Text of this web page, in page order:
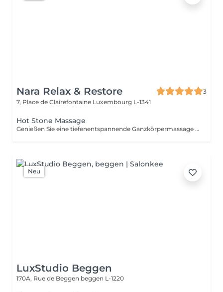
Nara Relax & Restore
3
7, Place de Clairefontaine Luxembourg L-1341
Hot Stone Massage
Genießen Sie eine tiefenentspannende Ganzkörpermassage mit erwärmten Vulkansteinen und hochwertigen warmen Ölen. Die wohltuende Wärme hilft, Muskelverspannungen zu lösen, die Durchblutung zu fördern, Stress abzubauen und ein tiefes Gefühl von Entspannung und Wohlbefinden zu schaffen.
Neu
LuxStudio Beggen
170A, Rue de Beggen beggen L-1220